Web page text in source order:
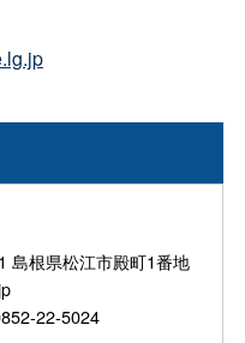
根県松江市殿町1番地
22-5024